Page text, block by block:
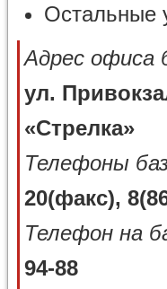
Остальные
Адрес офиса
ул.
«Стрелка»
Телефоны
20(факс),
Телефон на
94-88